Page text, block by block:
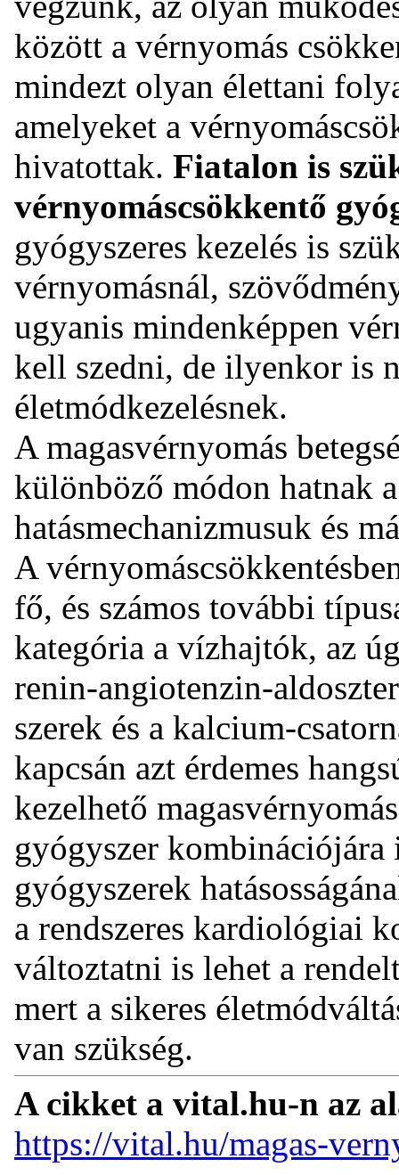
között a vérnyomás
mindezt olyan élettani
amelyeket a
hivatottak. Fiatalon is
vérnyomáscsökkentő
gyógyszeres kezelés is
vérnyomásnál,
ugyanis mindenképpen
kell szedni, de ilyenkor is
életmódkezelésnek.
A magasvérnyomás
különböző módon hatnak
hatásmechanizmusuk és
A
fő, és számos további
kategória a vízhajtók, az
renin-angiotenzin-
szerek és a kalcium-
kapcsán azt érdemes
kezelhető
gyógyszer kombinációjára
gyógyszerek
a rendszeres kardiológiai
változtatni is lehet a
mert a sikeres
van szükség.
A cikket a vital.hu-n az
https://vital.hu/magas-